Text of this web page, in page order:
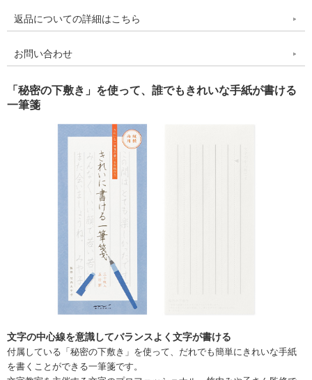
返品についての詳細はこちら
お問い合わせ
「秘密の下敷き」を使って、誰でもきれいな手紙が書ける
一筆箋
文字の中心線を意識してバランスよく文字が書ける
付属している「秘密の下敷き」を使って、だれでも簡単にきれいな手紙
を書くことができる一筆箋です。